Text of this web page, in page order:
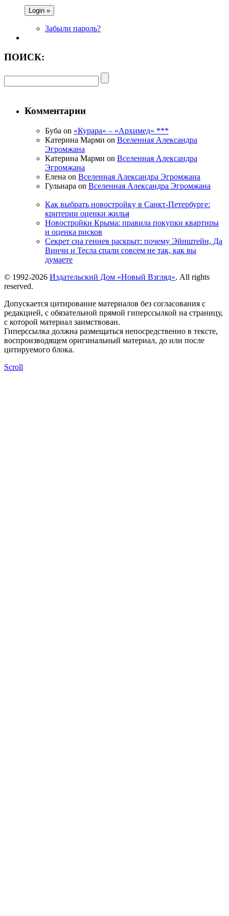
Забыли пароль?
ПОИСК:
Комментарии
Буба on «Курара» – «Архимед» ***
Катерина Марми on Вселенная Александра
Эгромжана
Катерина Марми on Вселенная Александра
Эгромжана
Елена on Вселенная Александра Эгромжана
Гульнара on Вселенная Александра Эгромжана
Как выбрать новостройку в Санкт-Петербурге:
критерии оценки жилья
Новостройки Крыма: правила покупки квартиры
и оценка рисков
Секрет сна гениев раскрыт: почему Эйнштейн, Да
Винчи и Тесла спали совсем не так, как вы
думаете
© 1992-2026 Издательский Дом «Новый Взгляд». All rights
reserved.
Допускается цитирование материалов без согласования с
редакцией, с обязательной прямой гиперссылкой на страницу,
с которой материал заимствован.
Гиперссылка должна размещаться непосредственно в тексте,
воспроизводящем оригинальный материал, до или после
цитируемого блока.
Scroll